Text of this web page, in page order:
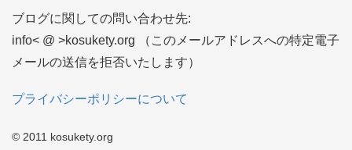
ブログに関しての問い合わせ先:
info< @ >kosukety.org （このメールアドレスへの特定電子
メールの送信を拒否いたします）
プライバシーポリシーについて
© 2011 kosukety.org